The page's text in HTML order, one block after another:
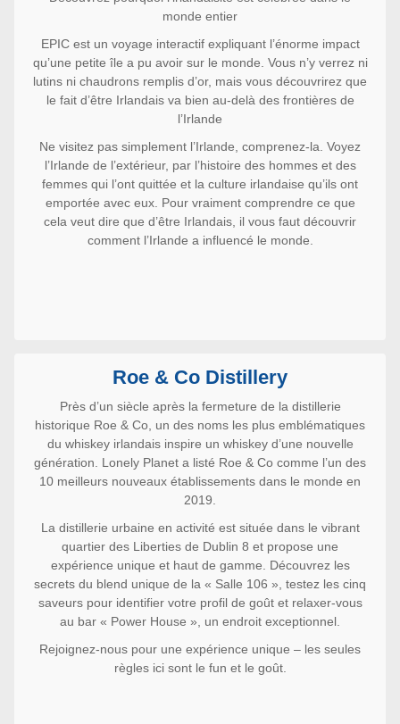
monde entier
EPIC est un voyage interactif expliquant l’énorme impact
qu’une petite île a pu avoir sur le monde. Vous n’y verrez ni
lutins ni chaudrons remplis d’or, mais vous découvrirez que
le fait d’être Irlandais va bien au-delà des frontières de
l’Irlande
Ne visitez pas simplement l’Irlande, comprenez-la. Voyez
l’Irlande de l’extérieur, par l’histoire des hommes et des
femmes qui l’ont quittée et la culture irlandaise qu’ils ont
emportée avec eux. Pour vraiment comprendre ce que
cela veut dire que d’être Irlandais, il vous faut découvrir
comment l’Irlande a influencé le monde.
Roe & Co Distillery
Près d’un siècle après la fermeture de la distillerie
historique Roe & Co, un des noms les plus emblématiques
du whiskey irlandais inspire un whiskey d’une nouvelle
génération. Lonely Planet a listé Roe & Co comme l’un des
10 meilleurs nouveaux établissements dans le monde en
2019.
La distillerie urbaine en activité est située dans le vibrant
quartier des Liberties de Dublin 8 et propose une
expérience unique et haut de gamme. Découvrez les
secrets du blend unique de la « Salle 106 », testez les cinq
saveurs pour identifier votre profil de goût et relaxer-vous
au bar « Power House », un endroit exceptionnel.
Rejoignez-nous pour une expérience unique – les seules
règles ici sont le fun et le goût.